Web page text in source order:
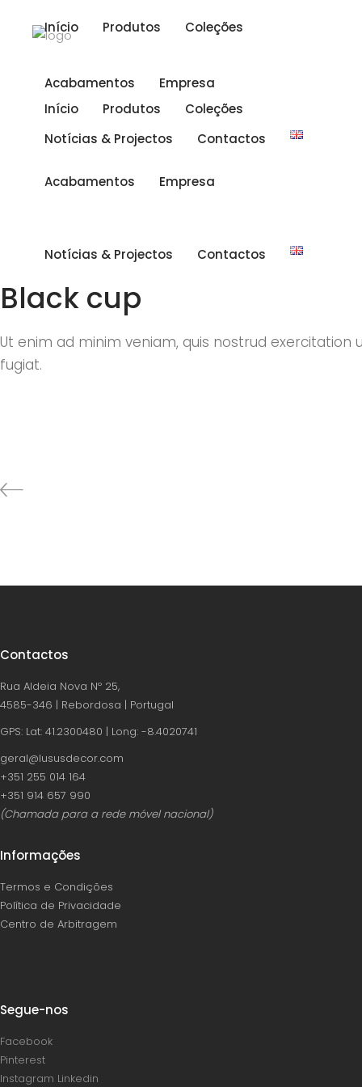
Início Produtos Coleções
Acabamentos Empresa
Notícias & Projectos Contactos
Início Produtos Coleções
Acabamentos Empresa
Notícias & Projectos Contactos
Black cup
Ut enim ad minim veniam, quis nostrud
fugiat.
Contactos
Rua Aldeia Nova Nº 25,
4585-346 | Rebordosa | Portugal
GPS: Lat: 41.2300480 | Long: -8.4020741
geral@lususdecor.com
‪+351 255 014 164‬
‪+351 914 657 990
(Chamada para a rede móvel nacional)
Informações
Termos e Condições
Política de Privacidade
Centro de Arbitragem
Segue-nos
Facebook
Pinterest
Instagram Linkedin